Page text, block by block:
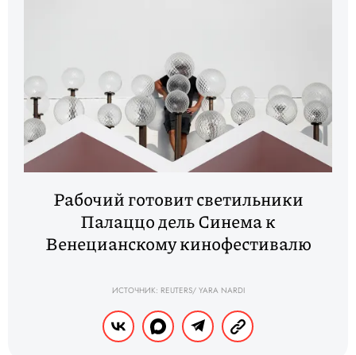
Рабочий готовит светильники
Палаццо дель Синема к
Венецианскому кинофестивалю
ИСТОЧНИК: REUTERS/ YARA NARDI